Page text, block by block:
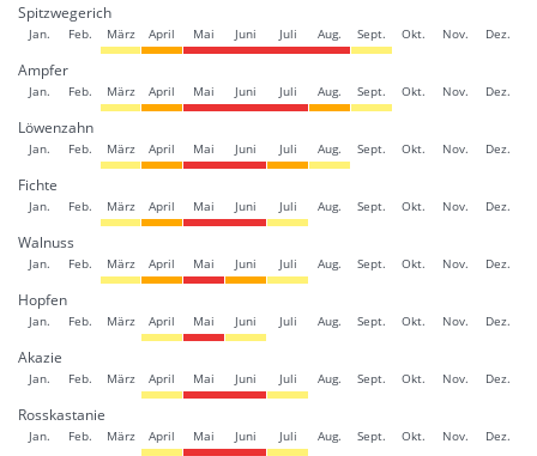
Spitzwegerich
Jan. Feb. März April Mai Juni Juli Aug. Sept. Okt. Nov. Dez.
Ampfer
Jan. Feb. März April Mai Juni Juli Aug. Sept. Okt. Nov. Dez.
Löwenzahn
Jan. Feb. März April Mai Juni Juli Aug. Sept. Okt. Nov. Dez.
Fichte
Jan. Feb. März April Mai Juni Juli Aug. Sept. Okt. Nov. Dez.
Walnuss
Jan. Feb. März April Mai Juni Juli Aug. Sept. Okt. Nov. Dez.
Hopfen
Jan. Feb. März April Mai Juni Juli Aug. Sept. Okt. Nov. Dez.
Akazie
Jan. Feb. März April Mai Juni Juli Aug. Sept. Okt. Nov. Dez.
Rosskastanie
Jan. Feb. März April Mai Juni Juli Aug. Sept. Okt. Nov. Dez.